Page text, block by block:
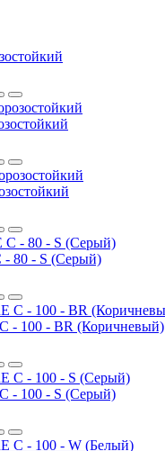
- 80 - S (Серый)
- 100 - BR (Коричневый)
- 100 - S (Серый)